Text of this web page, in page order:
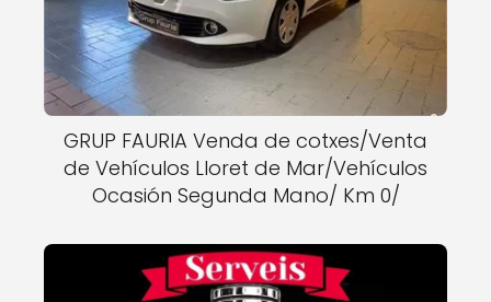
GRUP FAURIA Venda de cotxes/Venta
de Vehículos Lloret de Mar/Vehículos
Ocasión Segunda Mano/ Km 0/